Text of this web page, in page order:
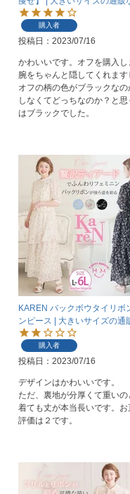
購入者
投稿日 2023/07/16
かわいいです。オフを購入
腕をちゃんと隠してくれます
オフの柄の色がブラックな
しなくてどっちなのか？と
はブラックでした。
KAREN バックボウタイリボ
ンピース | 大きいサイズの通
購入者
投稿日 2023/07/16
デザインはかわいいです。
ただ、裏地が分厚くて重い
着ても丈が本当長いです。お
評価は２です。